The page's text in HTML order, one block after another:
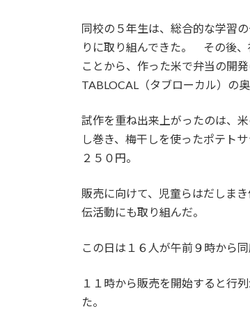
同校の５年生は、総合的な学習
りに取り組んできた。 その後
ことから、作った米で弁当の開
TABLOCAL（タブローカル）の
試作を重ね出来上がったのは、
し巻き、梅干しを使ったポテト
２５０円。
販売に向けて、児童らはだしま
伝活動にも取り組んだ。
この日は１６人が午前９時から
１１時から販売を開始すると行
た。